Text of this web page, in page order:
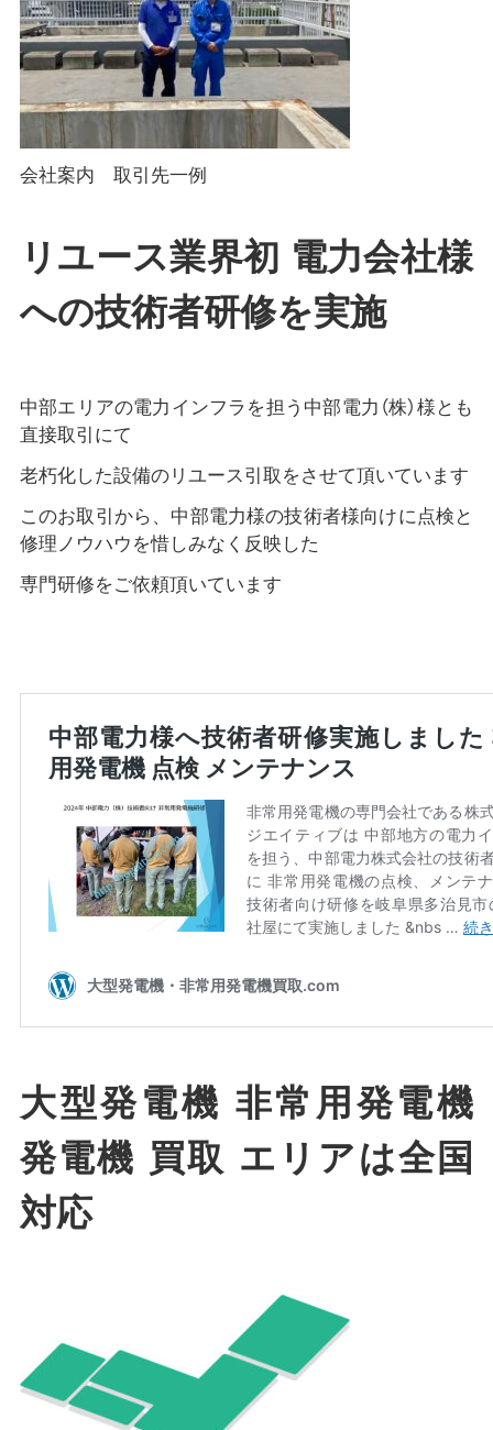
会社案内 取引先一例
リユース業界初 電力会社様
への技術者研修を実施
中部エリアの電力インフラを担う中部電力（株）様とも
直接取引にて
老朽化した設備のリユース引取をさせて頂いています
このお取引から、中部電力様の技術者様向けに点検と
修理ノウハウを惜しみなく反映した
専門研修をご依頼頂いています
大型発電機 非常用発電機
発電機 買取 エリアは全国
対応